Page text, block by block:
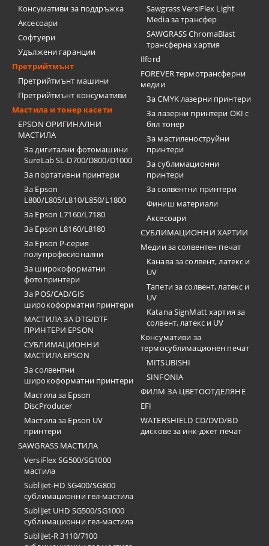
Консумативи за поддръжка
Аксесоари
Софтуери
Удължени гаранции
Претрийтмънт
Претрийтмънт машини
Претрийтмънт консумативи
Мастила и тонер касети
EPSON ОРИГИНАЛНИ
МАСТИЛА
За дигитални фотомашини
SureLab SL-D700/D800/D1000
За портативни принтери
За Epson
L800/L805/L810/L850/L1800
За Epson L7160/L7180
За Epson L8160/L8180
За Epson P-серия
полупрофесионални
За широкоформатни
фотопринтери
За POS/CAD/GIS
широкоформатни принтери
МАСТИЛА ЗА DTG/DTF
ПРИНТЕРИ EPSON
СУБЛИМАЦИОННИ
МАСТИЛА EPSON
За солвентни
широкоформатни принтери
Мастила за Epson
DiscProducer
Мастила за Epson UV
принтери
SAWGRASS МАСТИЛА
VersiFlex SG500/SG1000
мастила
SubliJet-HD SG400/SG800
сублимационни гел-мастила
SubliJet UHD SG500/SG1000
сублимационни гел-мастила
SubliJet-R 3110/7100
Sawgrass VersiFlex Light
Media за трансфер
SAWGRASS ChromaBlast
трансферна хартия
Ilford
FOREVER термотрансферни
медии
За CMYK лазерни принтери
За лазерни принтери OKI с
бял тонер
За мастиленоструйни
принтери
За сублимационни
принтери
За солвентни принтери
Финиш материали
Аксесоари
СУБЛИМАЦИОННИ ХАРТИИ
Медии за солвентен печат
Канава за солвент, латекс и
UV
Тапети за солвент, латекс и
UV
Katana SignMatt хартия за
солвент, латекс и UV
Консумативи за
термосублимационен печат
MITSUBISHI
SINFONIA
ФИЛМ ЗА ЦВЕТООТДЕЛЯНЕ
EFI
WATERSHIELD CD/DVD/BD
дискове за инк-джет печат